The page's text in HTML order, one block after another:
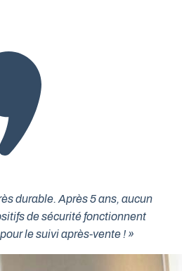
durable. Après 5 ans, aucun
de sécurité fonctionnent
le suivi après-vente ! »